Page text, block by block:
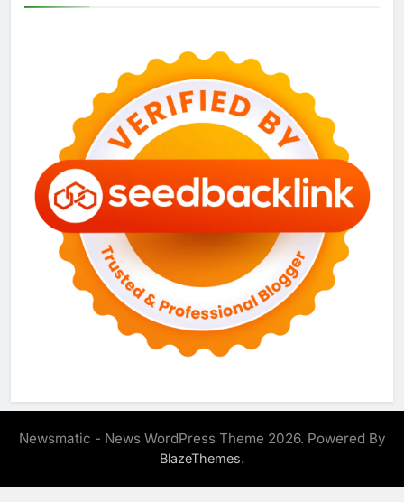
Newsmatic - News WordPress Theme 2026. Powered By
BlazeThemes.